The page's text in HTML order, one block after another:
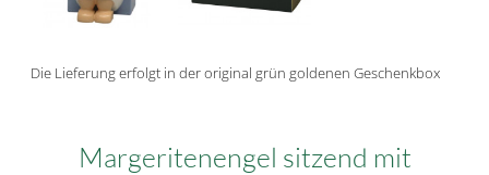
Die Lieferung erfolgt in der original grün goldenen Geschenkbox
Margeritenengel sitzend mit